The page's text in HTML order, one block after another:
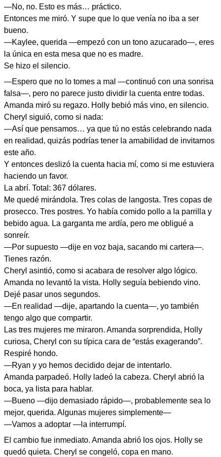
—No, no. Esto es más… práctico.
Entonces me miró. Y supe que lo que venía no iba a ser
bueno.
—Kaylee, querida —empezó con un tono azucarado—, eres
la única en esta mesa que no es madre.
Se hizo el silencio.
—Espero que no lo tomes a mal —continuó con una sonrisa
falsa—, pero no parece justo dividir la cuenta entre todas.
Amanda miró su regazo. Holly bebió más vino, en silencio.
Cheryl siguió, como si nada:
—Así que pensamos… ya que tú no estás celebrando nada
en realidad, quizás podrías tener la amabilidad de invitarnos
este año.
Y entonces deslizó la cuenta hacia mí, como si me estuviera
haciendo un favor.
La abrí. Total: 367 dólares.
Me quedé mirándola. Tres colas de langosta. Tres copas de
prosecco. Tres postres. Yo había comido pollo a la parrilla y
bebido agua. La garganta me ardía, pero me obligué a
sonreír.
—Por supuesto —dije en voz baja, sacando mi cartera—.
Tienes razón.
Cheryl asintió, como si acabara de resolver algo lógico.
Amanda no levantó la vista. Holly seguía bebiendo vino.
Dejé pasar unos segundos.
—En realidad —dije, apartando la cuenta—, yo también
tengo algo que compartir.
Las tres mujeres me miraron. Amanda sorprendida, Holly
curiosa, Cheryl con su típica cara de “estás exagerando”.
Respiré hondo.
—Ryan y yo hemos decidido dejar de intentarlo.
Amanda parpadeó. Holly ladeó la cabeza. Cheryl abrió la
boca, ya lista para hablar.
—Bueno —dijo demasiado rápido—, probablemente sea lo
mejor, querida. Algunas mujeres simplemente—
—Vamos a adoptar —la interrumpí.
El cambio fue inmediato. Amanda abrió los ojos. Holly se
quedó quieta. Cheryl se congeló, copa en mano.